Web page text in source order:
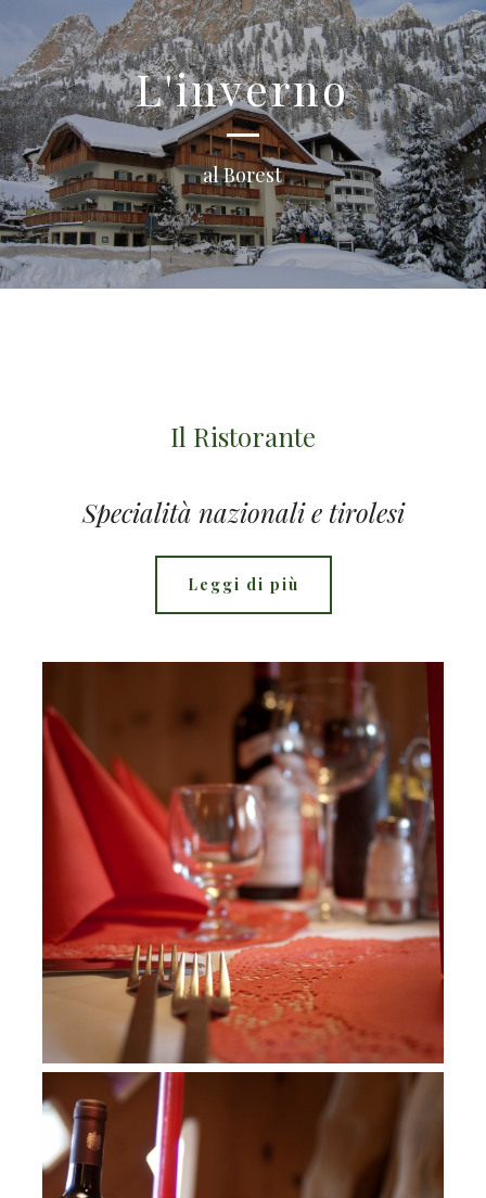
L'inverno
al Borest
Il Ristorante
Specialità nazionali e tirolesi
Leggi di più